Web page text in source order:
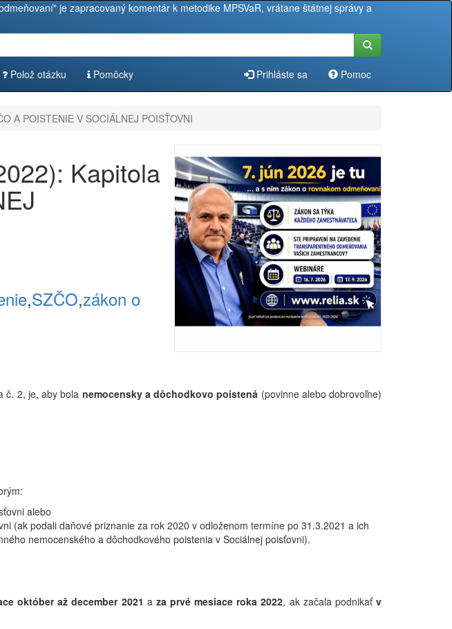
je zapracovaný komentár k metodike MPSVaR, vrátane štátnej správy a
Polož otázku Pomôcky Prihláste sa Pomoc
A POISTENIE V SOCIÁLNEJ POISŤOVNI
Kapitola
,SZČO,zákon o
č. 2, je, aby bola nemocensky a dôchodkovo poistená (povinne alebo dobrovoľne)
alebo
(ak podali daňové priznanie za rok 2020 v odloženom termíne po 31.3.2021 a ich
nemocenského a dôchodkového poistenia v Sociálnej poisťovni).
október až december 2021 aza prvé mesiace roka 2022, ak začala podnikaťv